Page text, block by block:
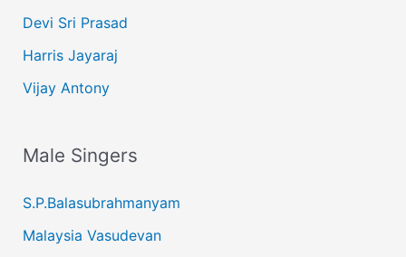
Devi Sri Prasad
Harris Jayaraj
Vijay Antony
Male Singers
S.P.Balasubrahmanyam
Malaysia Vasudevan